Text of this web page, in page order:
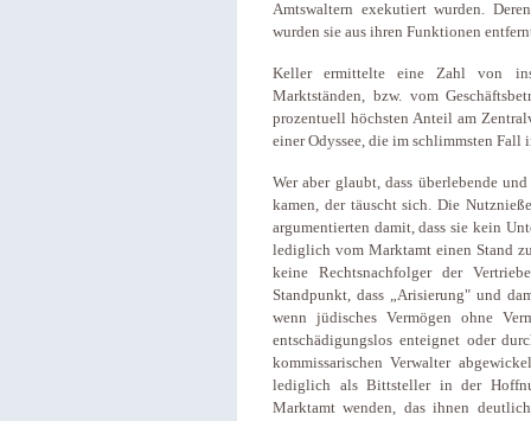
Amtswaltern exekutiert wurden.
wurden sie aus ihren Funktionen
Keller ermittelte eine Zahl von
Marktständen, bzw. vom
prozentuell höchsten Anteil am
einer Odyssee, die im schlimmsten Fall
Wer aber glaubt, dass überlebende
kamen, der täuscht sich. Die
argumentierten damit, dass sie kein
lediglich vom Marktamt einen Stand
keine Rechtsnachfolger der
Standpunkt, dass „Arisierung" und
wenn jüdisches Vermögen ohne
entschädigungslos enteignet oder
kommissarischen Verwalter
lediglich als Bittsteller in der
Marktamt wenden, das ihnen